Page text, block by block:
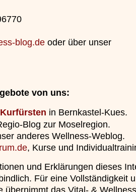
blog.de oder über unser
von uns:
in Bernkastel-Kues.
Blog zur Moselregion.
anderes Wellness-Weblog.
, Kurse und
und Erklärungen dieses
Für eine Vollständigkeit
übernimmt das Vital- &